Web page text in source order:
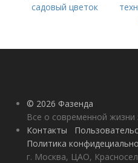
садовый цветок
© 2026 Фазенда
Все о современной жизни
Контакты
Политика
г. Москва, ЦАО,